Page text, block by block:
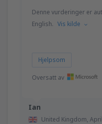
Ian
United Kingdom,
Denne vurderinger er
English. Vis kilde
Hjelpsom
Oversatt av